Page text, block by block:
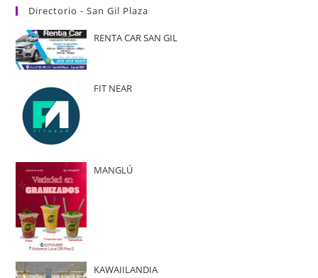
Directorio - San Gil Plaza
RENTA CAR SAN GIL
FIT NEAR
MANGLÚ
KAWAIILANDIA